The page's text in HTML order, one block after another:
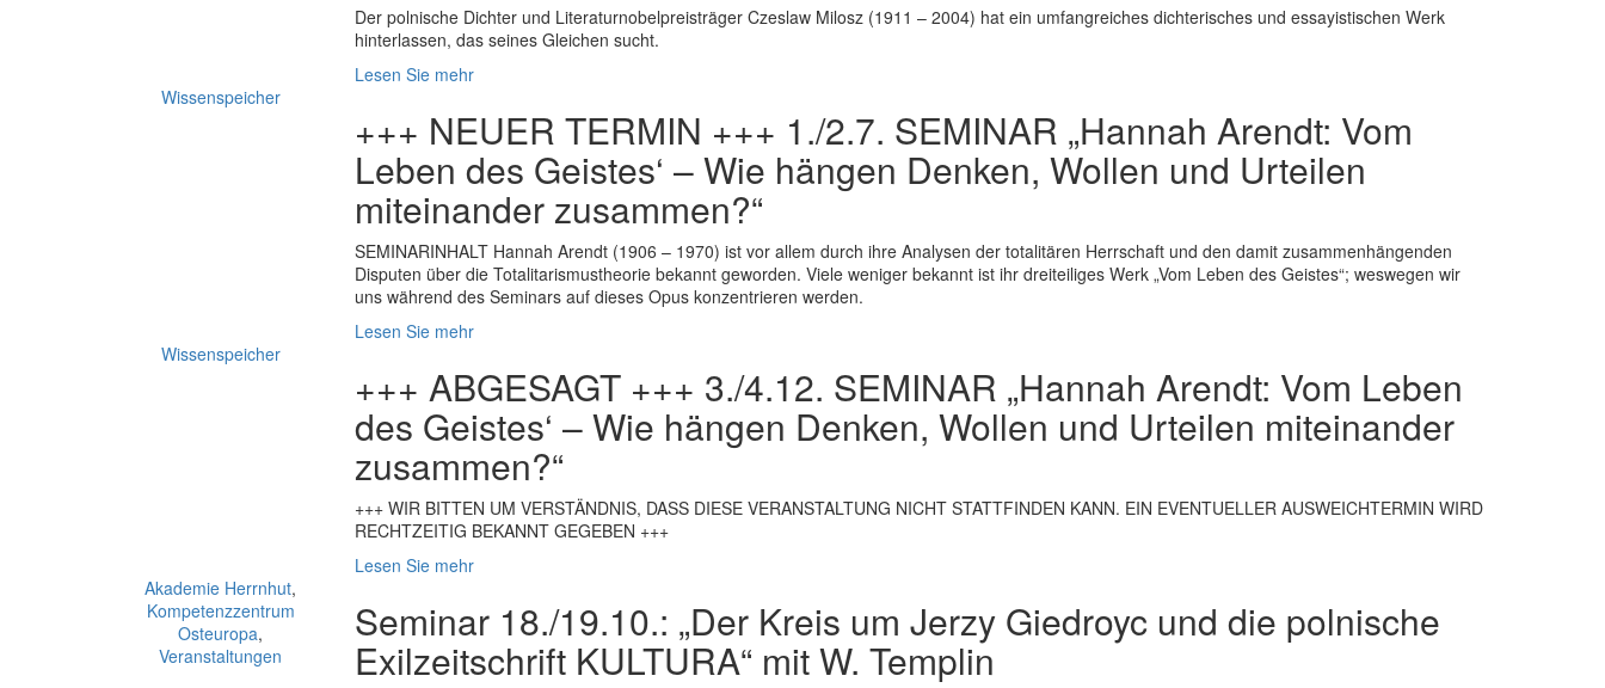
Der polnische Dichter und Literaturnobelpreisträger Czeslaw Milosz (1911 – 2004) hat ein umfangreiches dichterisches und essayistischen Werk
hinterlassen, das seines Gleichen sucht.
Lesen Sie mehr
Wissenspeicher
+++ NEUER TERMIN +++ 1./2.7. SEMINAR „Hannah Arendt: Vom
Leben des Geistes‘ – Wie hängen Denken, Wollen und Urteilen
miteinander zusammen?“
SEMINARINHALT Hannah Arendt (1906 – 1970) ist vor allem durch ihre Analysen der totalitären Herrschaft und den damit zusammenhängenden
Disputen über die Totalitarismustheorie bekannt geworden. Viele weniger bekannt ist ihr dreiteiliges Werk „Vom Leben des Geistes“; weswegen wir
uns während des Seminars auf dieses Opus konzentrieren werden.
Lesen Sie mehr
Wissenspeicher
+++ ABGESAGT +++ 3./4.12. SEMINAR „Hannah Arendt: Vom Leben
des Geistes‘ – Wie hängen Denken, Wollen und Urteilen miteinander
zusammen?“
+++ WIR BITTEN UM VERSTÄNDNIS, DASS DIESE VERANSTALTUNG NICHT STATTFINDEN KANN. EIN EVENTUELLER AUSWEICHTERMIN WIRD
RECHTZEITIG BEKANNT GEGEBEN +++
Lesen Sie mehr
Akademie Herrnhut,
Kompetenzzentrum
Osteuropa,
Veranstaltungen
Seminar 18./19.10.: „Der Kreis um Jerzy Giedroyc und die polnische
Exilzeitschrift KULTURA“ mit W. Templin